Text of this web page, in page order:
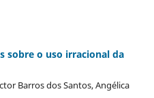
sobre o uso irracional da
Barros dos Santos, Angélica